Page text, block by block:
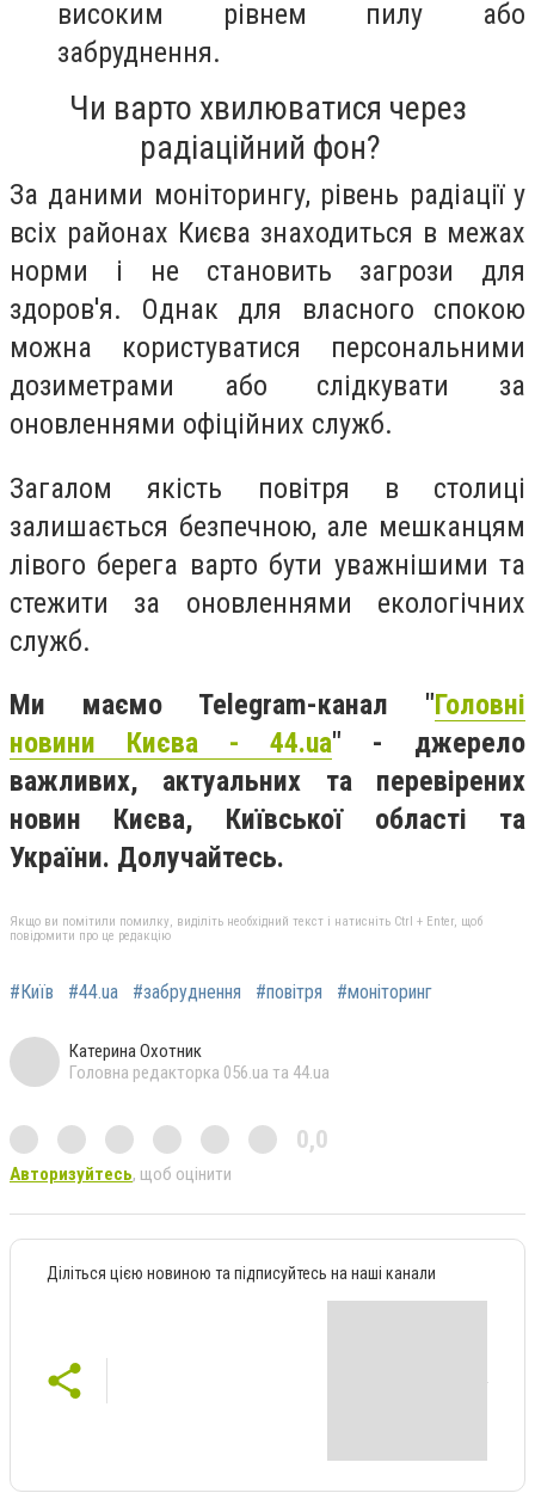
високим рівнем пилу або
забруднення.
Чи варто хвилюватися через
радіаційний фон?
За даними моніторингу, рівень радіації у
всіх районах Києва знаходиться в межах
норми і не становить загрози для
здоров'я. Однак для власного спокою
можна користуватися персональними
дозиметрами або слідкувати за
оновленнями офіційних служб.
Загалом якість повітря в столиці
залишається безпечною, але мешканцям
лівого берега варто бути уважнішими та
стежити за оновленнями екологічних
служб.
Ми маємо Telegram-канал "Головні
новини Києва - 44.ua" - джерело
важливих, актуальних та перевірених
новин Києва, Київської області та
України. Долучайтесь.
Якщо ви помітили помилку, виділіть необхідний текст і натисніть Ctrl + Enter, щоб
повідомити про це редакцію
#Київ #44.ua #забруднення #повітря #моніторинг
Катерина Охотник
Головна редакторка 056.ua та 44.ua
0,0
Авторизуйтесь, щоб оцінити
Діліться цією новиною та підписуйтесь на наші канали